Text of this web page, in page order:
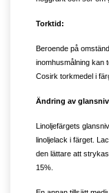
Torktid:
Beroende på
inomhusmålning kan
Cosirk torkmedel i
Ändring av
Linoljefärgets
linoljelack i färget.
den lättare att
15%.